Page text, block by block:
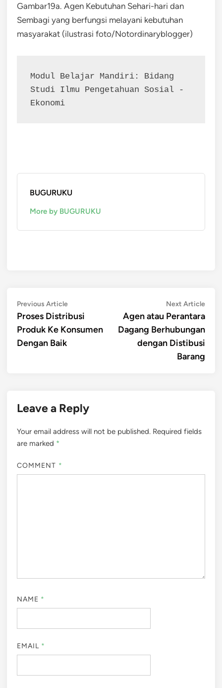
Gambar19a. Agen Kebutuhan Sehari-hari dan
Sembagi yang berfungsi melayani kebutuhan
masyarakat (ilustrasi foto/Notordinaryblogger)
Modul Belajar Mandiri: Bidang
Studi Ilmu Pengetahuan Sosial -
Ekonomi
BUGURUKU
More by BUGURUKU
Post
navigation
Previous ArticlePrevious
article:
Proses Distribusi
Produk Ke Konsumen
Dengan Baik
Next ArticleNext
Agen atau Perantara
Dagang Berhubungan
dengan Distibusi
Barang
Leave a Reply
Your email address will not be published. Required fields
are marked *
COMMENT *
NAME *
EMAIL *